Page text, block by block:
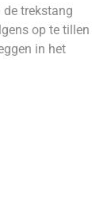
trekstang
op te tillen
in het